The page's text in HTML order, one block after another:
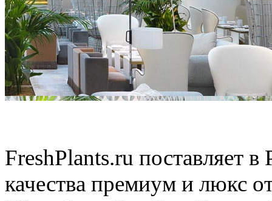
FreshPlants.ru поставляет
качества премиум и люкс